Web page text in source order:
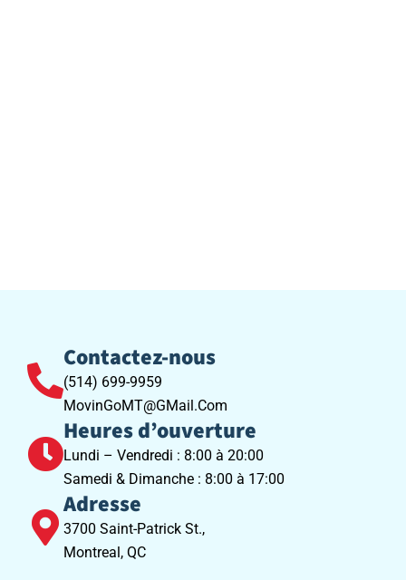
Contactez-nous
(514) 699-9959
MovinGoMT@GMail.Com
Heures d’ouverture
Lundi – Vendredi : 8:00 à 20:00
Samedi & Dimanche : 8:00 à 17:00
Adresse
3700 Saint-Patrick St.,
Montreal, QC